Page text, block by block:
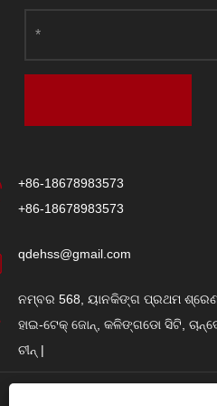
ସ୍ଥାୟୀତ୍ୱ, ଡିଜାଇନ୍ରେ ନମନୀୟତା,
+86-18678983573
+86-18678983573
qdehss@gmail.com
ନମ୍ବର 568, ୟାନକିଙ୍ଗ ପ୍ରଥମ
ହାଇ-ଟେକ୍ ଜୋନ୍, କଳିଙ୍ଗଡୋ ସିଟି,
ଚୀନ୍ |